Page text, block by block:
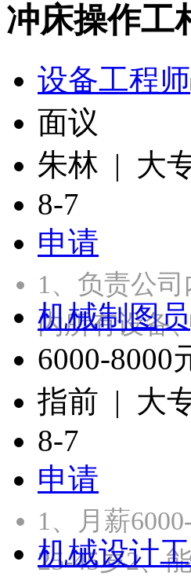
冲床操作工
设备工程师
面议
朱林 | 大
8-7
申请
1、负责公
内所有设备
机械制图员
6000-8000
指前 | 大
8-7
申请
1、月薪
25-45岁2、
机械设计